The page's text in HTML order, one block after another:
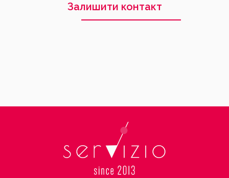
Залишити контакт